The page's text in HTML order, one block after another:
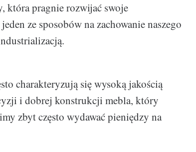
która pragnie rozwijać swoje
ze sposobów na zachowanie naszego
charakteryzują się wysoką jakością
i dobrej konstrukcji mebla, który
zbyt często wydawać pieniędzy na